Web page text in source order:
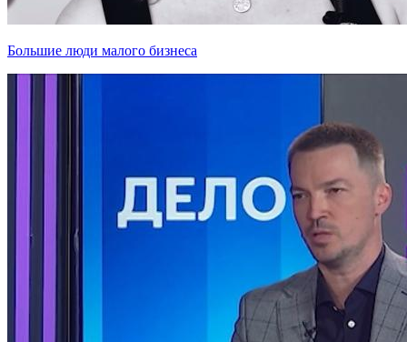
Большие люди малого бизнеса